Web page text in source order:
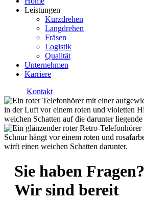
Leistungen
Kurzdrehen
Langdrehen
Fräsen
Logistik
Qualität
Unternehmen
Karriere
Kontakt
Sie haben Fragen?
Wir sind bereit